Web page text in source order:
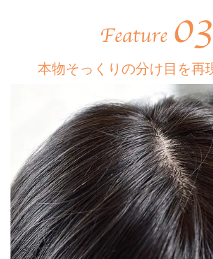
本物そっくりの分け目を再